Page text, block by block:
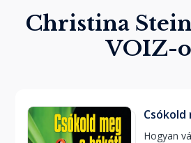
Christina
VOIZ-
Csókold
Hogyan